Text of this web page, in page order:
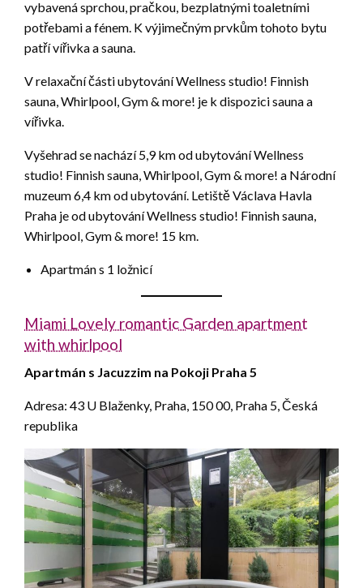
vybavená sprchou, pračkou, bezplatnými toaletními
potřebami a fénem. K výjimečným prvkům tohoto bytu
patří vířivka a sauna.
V relaxační části ubytování Wellness studio! Finnish
sauna, Whirlpool, Gym & more! je k dispozici sauna a
vířivka.
Vyšehrad se nachází 5,9 km od ubytování Wellness
studio! Finnish sauna, Whirlpool, Gym & more! a Národní
muzeum 6,4 km od ubytování. Letiště Václava Havla
Praha je od ubytování Wellness studio! Finnish sauna,
Whirlpool, Gym & more! 15 km.
Apartmán s 1 ložnicí
Miami Lovely romantic Garden apartment
with whirlpool
Apartmán s Jacuzzim na Pokoji Praha 5
Adresa: 43 U Blaženky, Praha, 150 00, Praha 5, Česká
republika